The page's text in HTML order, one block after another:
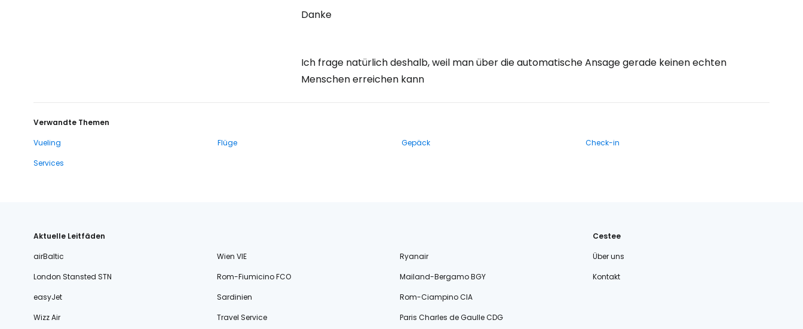
Danke
Ich frage natürlich deshalb, weil man über die automatische Ansage gerade keinen echten
Menschen erreichen kann
Verwandte Themen
Vueling
Flüge Gepäck
Check-in
Services
Aktuelle Leitfäden
airBaltic
Wien VIE
Ryanair
London Stansted STN
Rom-Fiumicino FCO
Mailand-Bergamo BGY
easyJet
Sardinien
Rom-Ciampino CIA
Wizz Air
Travel Service Paris Charles de Gaulle CDG
Cestee
Über uns
Kontakt